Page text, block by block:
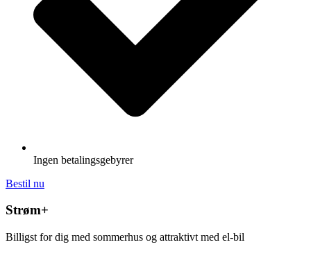
Ingen betalingsgebyrer
Bestil nu
Strøm+
Billigst for dig med sommerhus og attraktivt med el-bil